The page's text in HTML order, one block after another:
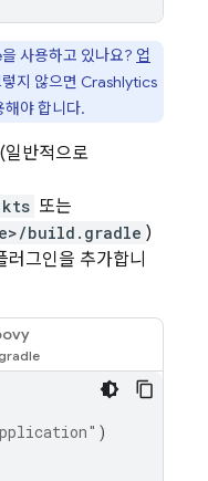
사용하고 있나요? 업
지 않으면 Crashlytics
야 합니다.
반적으로
또는
build.gradle )
그인을 추가합니
)